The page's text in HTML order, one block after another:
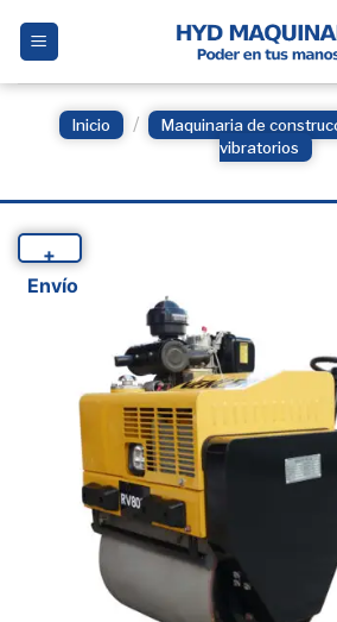
Inicio / Maquinaria de
vibratorios
+
Envío